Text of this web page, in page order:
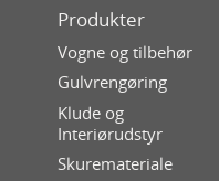
Produkter
Vogne og tilbehør
Gulvrengøring
Klude og
Interiørudstyr
Skuremateriale